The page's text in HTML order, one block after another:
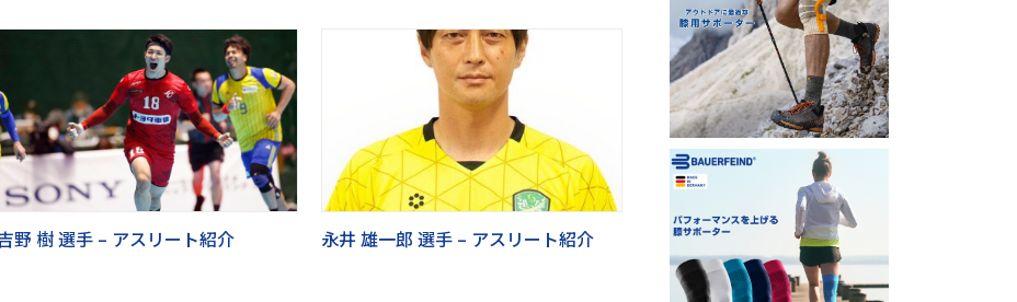
野 樹 選手 – アスリート紹介 永井 雄一郎 選手 – アスリート紹介